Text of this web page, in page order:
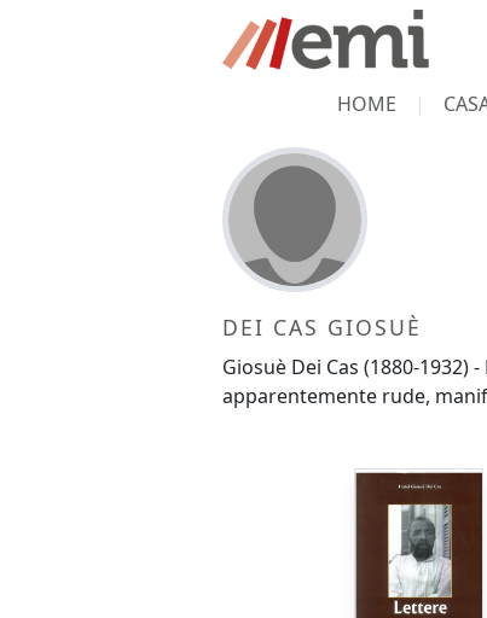
HOME
DEI CAS GIOSUÈ
Giosuè Dei Cas (1880-
apparentemente rude,